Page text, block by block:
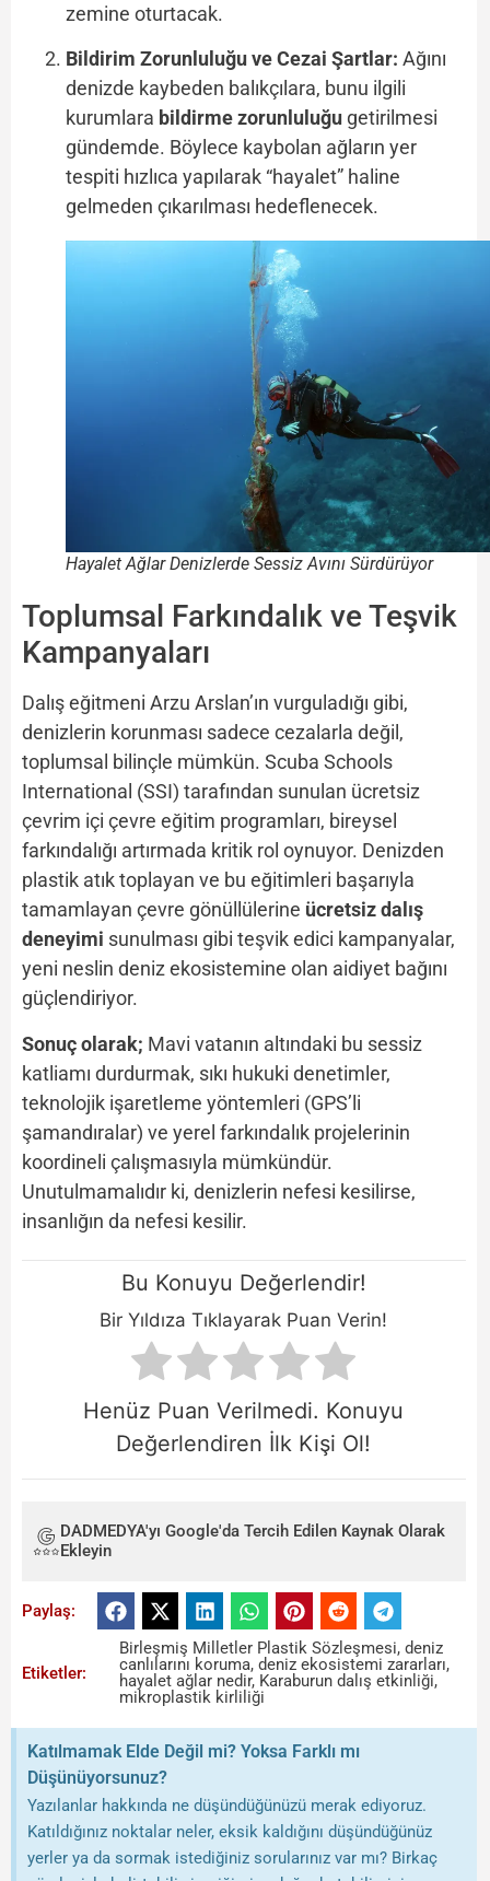
zemine oturtacak.
Bildirim Zorunluluğu ve Cezai Şartlar: Ağını
denizde kaybeden balıkçılara, bunu ilgili
kurumlara bildirme zorunluluğu getirilmesi
gündemde. Böylece kaybolan ağların yer
tespiti hızlıca yapılarak “hayalet” haline
gelmeden çıkarılması hedeflenecek.
Hayalet Ağlar Denizlerde Sessiz Avını Sürdürüyor
Toplumsal Farkındalık ve Teşvik
Kampanyaları
Dalış eğitmeni Arzu Arslan’ın vurguladığı gibi,
denizlerin korunması sadece cezalarla değil,
toplumsal bilinçle mümkün. Scuba Schools
International (SSI) tarafından sunulan ücretsiz
çevrim içi çevre eğitim programları, bireysel
farkındalığı artırmada kritik rol oynuyor. Denizden
plastik atık toplayan ve bu eğitimleri başarıyla
tamamlayan çevre gönüllülerine ücretsiz dalış
deneyimi sunulması gibi teşvik edici kampanyalar,
yeni neslin deniz ekosistemine olan aidiyet bağını
güçlendiriyor.
Sonuç olarak; Mavi vatanın altındaki bu sessiz
katliamı durdurmak, sıkı hukuki denetimler,
teknolojik işaretleme yöntemleri (GPS’li
şamandıralar) ve yerel farkındalık projelerinin
koordineli çalışmasıyla mümkündür.
Unutulmamalıdır ki, denizlerin nefesi kesilirse,
insanlığın da nefesi kesilir.
Bu Konuyu Değerlendir!
Bir Yıldıza Tıklayarak Puan Verin!
Henüz Puan Verilmedi. Konuyu
Değerlendiren İlk Kişi Ol!
DADMEDYA'yı Google'da Tercih Edilen Kaynak Olarak
Ekleyin
Paylaş:
Etiketler:
Birleşmiş Milletler Plastik Sözleşmesi,deniz
canlılarını koruma,deniz ekosistemi zararları,
hayalet ağlar nedir, Karaburun dalış etkinliği,
mikroplastik kirliliği
Katılmamak Elde Değil mi? Yoksa Farklı mı
Düşünüyorsunuz?
Yazılanlar hakkında ne düşündüğünüzü merak ediyoruz.
Katıldığınız noktalar neler, eksik kaldığını düşündüğünüz
yerler ya da sormak istediğiniz sorularınız var mı? Birkaç